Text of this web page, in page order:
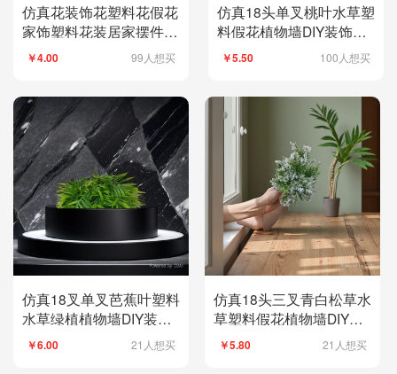
仿真花装饰花塑料花假花
家饰塑料花装居家摆件12
头亚光小芙兰DIY花艺把
￥4.00 99人想买
仿真18头单叉桃叶水草塑
料假花植物墙DIY装饰工
艺仿真绿植水草仿真绿植
￥5.50 100人想买
仿真18叉单叉芭蕉叶塑料
水草绿植植物墙DIY装饰
拍摄道具
￥6.00 21人想买
仿真18头三叉青白松草水
草塑料假花植物墙DIY装
饰工艺仿真绿植水草仿真
绿植仿真绿植现货补柜
￥5.80 21人想买